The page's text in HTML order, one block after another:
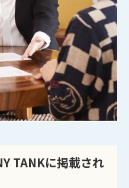
TANKに掲載され